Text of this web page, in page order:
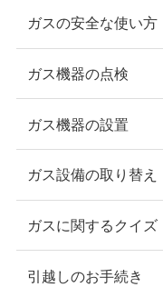
ガスの安全な使い方
ガス機器の点検
ガス機器の設置
ガス設備の取り替え
ガスに関するクイズ
引越しのお手続き